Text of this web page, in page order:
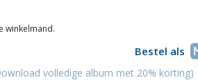
winkelmand.
Bestel als
volledige album met 20% korting)